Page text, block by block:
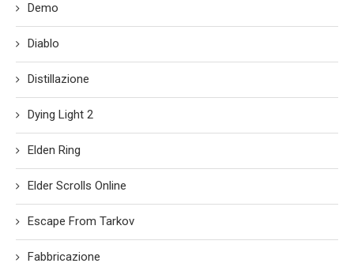
Demo
Diablo
Distillazione
Dying Light 2
Elden Ring
Elder Scrolls Online
Escape From Tarkov
Fabbricazione